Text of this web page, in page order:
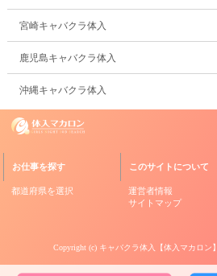
宮崎キャバクラ体入
鹿児島キャバクラ体入
沖縄キャバクラ体入
お仕事を探す
都道府県を選択
このサイトについて
運営者情報
サイトマップ
Copyright (c) キャバクラ体入【体入マカロン】